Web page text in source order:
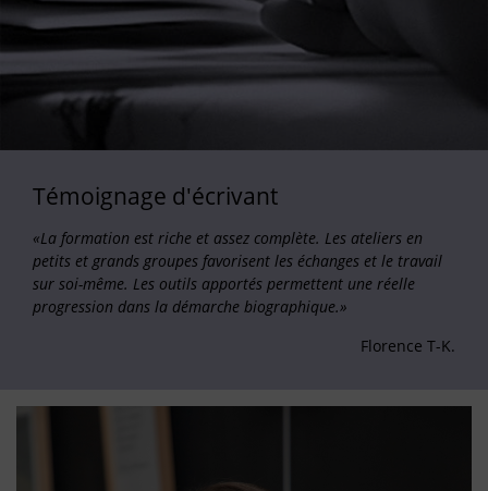
Témoignage d'écrivant
«La formation est riche et assez complète. Les ateliers en
petits et grands groupes favorisent les échanges et le travail
sur soi-même. Les outils apportés permettent une réelle
progression dans la démarche biographique.»
Florence T-K.